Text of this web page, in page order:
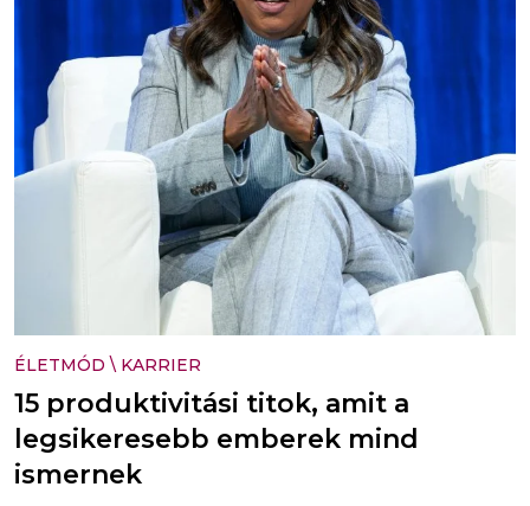
ÉLETMÓD \ KARRIER
15 produktivitási titok, amit a
legsikeresebb emberek mind
ismernek